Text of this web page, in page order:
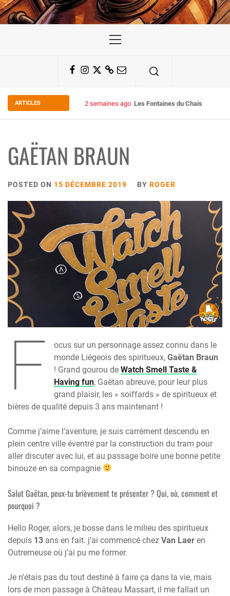
Menu
Facebook
Instagram
TwitterSubstack
Email
ARTICLES 2 semaines ago Some Kind Ov POH !
GAËTAN BRAUN
POSTED ON 15 DÉCEMBRE 2019 BY ROGER
F
ocus sur un personnage assez connu dans le
monde Liégeois des spiritueux,Gaëtan Braun
! Grand gourou deWatch Smell Taste &
Having fun, Gaëtan abreuve, pour leur plus
grand plaisir, les « soiffards » de spiritueux et
bières de qualité depuis 3 ans maintenant !
Comme j’aime l’aventure, je suis carrément descendu en
plein centre ville éventré par la construction du tram pour
aller discuter avec lui, et au passage boire une bonne petite
binouze en sa compagnie
Salut Gaëtan, peux-tu brièvement te présenter ? Qui, où, comment et
pourquoi ?
Hello Roger, alors, je bosse dans le milieu des spiritueux
depuis 13 ans en fait. j’ai commencé chez Van Laer en
Outremeuse où j’ai pu me former.
Je n’étais pas du tout destiné à faire ça dans la vie, mais
lors de mon passage à Château Massart, il me fallait un